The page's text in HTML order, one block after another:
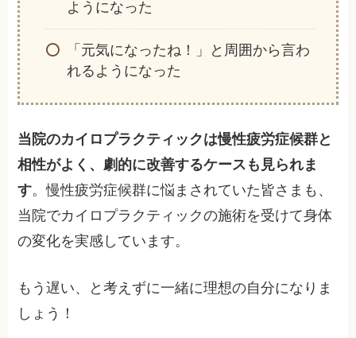
ようになった
「元気になったね！」と周囲から言わ
れるようになった
当院のカイロプラクティックは慢性疲労症候群と
相性がよく、劇的に改善するケースも見られま
す。慢性疲労症候群に悩まされていた皆さまも、
当院でカイロプラクティックの施術を受けて身体
の変化を実感しています。
もう遅い、と考えずに一緒に理想の自分になりま
しょう！